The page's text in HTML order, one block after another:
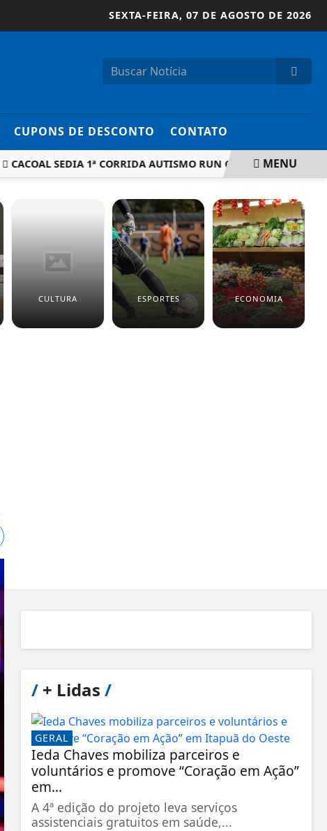
SEXTA-FEIRA, 07 DE AGOSTO DE 2026
CUPONS DE DESCONTO CONTATO
SEDIA 1ª CORRIDA AUTISMO RUN COM APOIO DE CIRONE
MENU
CULTURA ESPORTES ECONOMIA
/+ Lidas /
GERAL
Ieda Chaves mobiliza parceiros e
voluntários e promove “Coração em Ação”
em...
A 4ª edição do projeto leva serviços
assistenciais gratuitos em saúde,...